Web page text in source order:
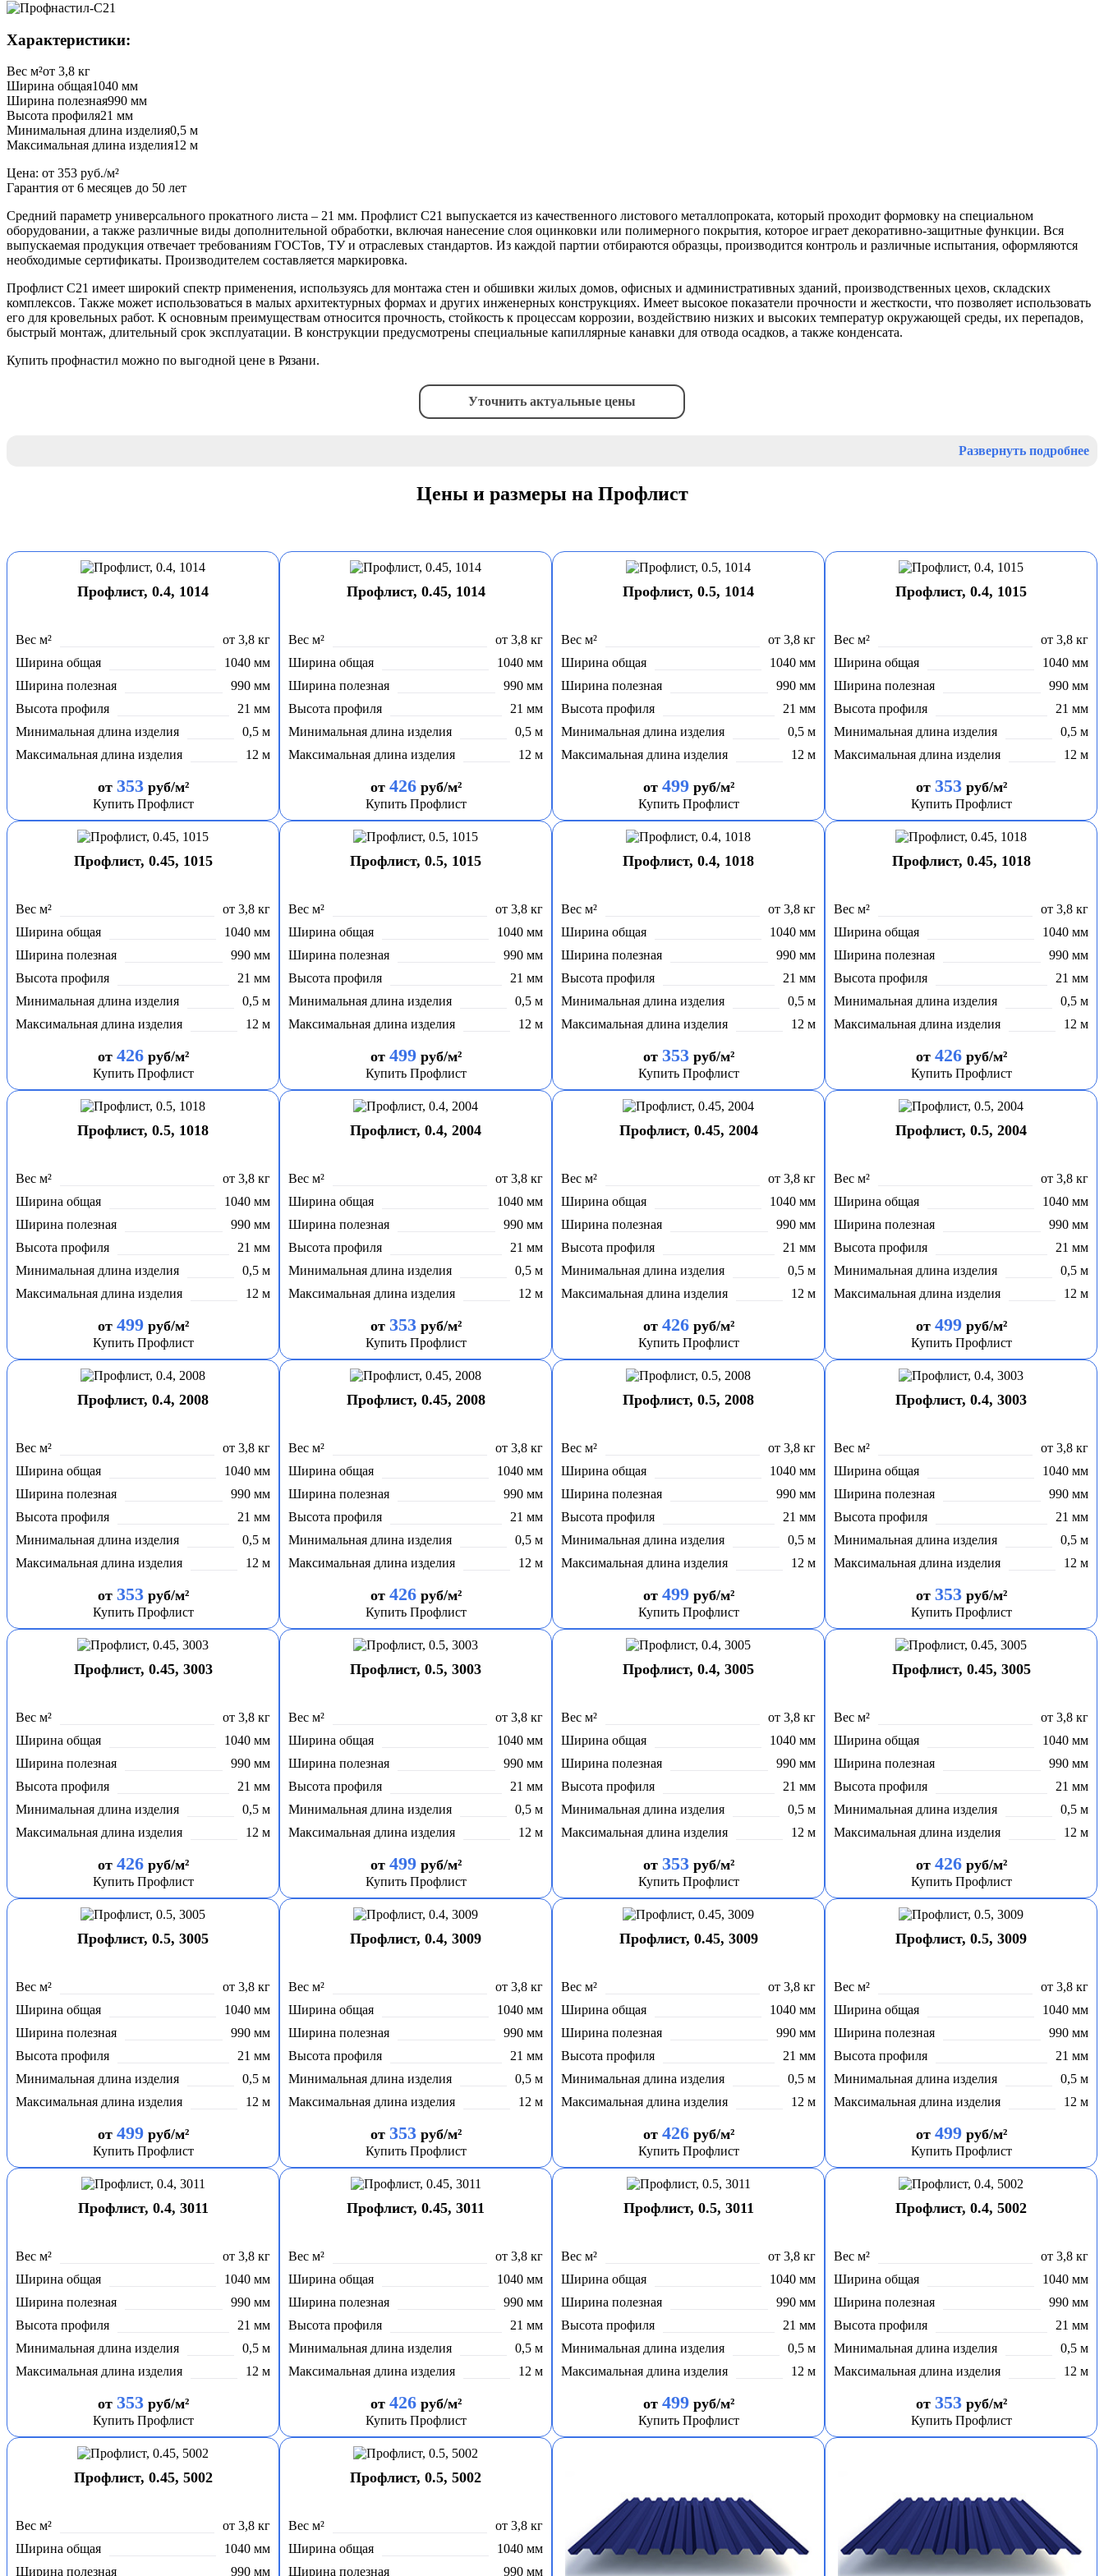
Характеристики:
Вес м²от 3,8 кг
Ширина общая1040 мм
Ширина полезная990 мм
Высота профиля21 мм
Минимальная длина изделия0,5 м
Максимальная длина изделия12 м
Цена: от 353 руб./м²
Гарантия от 6 месяцев до 50 лет
Средний параметр универсального прокатного листа – 21 мм. Профлист С21 выпускается из качественного листового металлопроката, который проходит формовку на специальном
оборудовании, а также различные виды дополнительной обработки, включая нанесение слоя оцинковки или полимерного покрытия, которое играет декоративно-защитные функции. Вся
выпускаемая продукция отвечает требованиям ГОСТов, ТУ и отраслевых стандартов. Из каждой партии отбираются образцы, производится контроль и различные испытания, оформляются
необходимые сертификаты. Производителем составляется маркировка.
Профлист С21 имеет широкий спектр применения, используясь для монтажа стен и обшивки жилых домов, офисных и административных зданий, производственных цехов, складских
комплексов. Также может использоваться в малых архитектурных формах и других инженерных конструкциях. Имеет высокое показатели прочности и жесткости, что позволяет использовать
его для кровельных работ. К основным преимуществам относится прочность, стойкость к процессам коррозии, воздействию низких и высоких температур окружающей среды, их перепадов,
быстрый монтаж, длительный срок эксплуатации. В конструкции предусмотрены специальные капиллярные канавки для отвода осадков, а также конденсата.
Купить профнастил можно по выгодной цене в Рязани.
Уточнить актуальные цены
Развернуть подробнее
Цены и размеры на Профлист
Профлист, 0.4, 1014
Вес м²
от 3,8 кг
Ширина общая
1040 мм
Ширина полезная
990 мм
Высота профиля
21 мм
Минимальная длина изделия
0,5 м
Максимальная длина изделия
12 м
от 353руб/м²
Купить Профлист
Профлист, 0.45, 1014
Вес м²
от 3,8 кг
Ширина общая
1040 мм
Ширина полезная
990 мм
Высота профиля
21 мм
Минимальная длина изделия
0,5 м
Максимальная длина изделия
12 м
от 426руб/м²
Купить Профлист
Профлист, 0.5, 1014
Вес м²
от 3,8 кг
Ширина общая
1040 мм
Ширина полезная
990 мм
Высота профиля
21 мм
Минимальная длина изделия
0,5 м
Максимальная длина изделия
12 м
от 499руб/м²
Купить Профлист
Профлист, 0.4, 1015
Вес м²
от 3,8 кг
Ширина общая
1040 мм
Ширина полезная
990 мм
Высота профиля
21 мм
Минимальная длина изделия
0,5 м
Максимальная длина изделия
12 м
от 353руб/м²
Купить Профлист
Профлист, 0.45, 1015
Вес м²
от 3,8 кг
Ширина общая
1040 мм
Ширина полезная
990 мм
Высота профиля
21 мм
Минимальная длина изделия
0,5 м
Максимальная длина изделия
12 м
от 426руб/м²
Купить Профлист
Профлист, 0.5, 1015
Вес м²
от 3,8 кг
Ширина общая
1040 мм
Ширина полезная
990 мм
Высота профиля
21 мм
Минимальная длина изделия
0,5 м
Максимальная длина изделия
12 м
от 499руб/м²
Купить Профлист
Профлист, 0.4, 1018
Вес м²
от 3,8 кг
Ширина общая
1040 мм
Ширина полезная
990 мм
Высота профиля
21 мм
Минимальная длина изделия
0,5 м
Максимальная длина изделия
12 м
от 353руб/м²
Купить Профлист
Профлист, 0.45, 1018
Вес м²
от 3,8 кг
Ширина общая
1040 мм
Ширина полезная
990 мм
Высота профиля
21 мм
Минимальная длина изделия
0,5 м
Максимальная длина изделия
12 м
от 426руб/м²
Купить Профлист
Профлист, 0.5, 1018
Вес м²
от 3,8 кг
Ширина общая
1040 мм
Ширина полезная
990 мм
Высота профиля
21 мм
Минимальная длина изделия
0,5 м
Максимальная длина изделия
12 м
от 499руб/м²
Купить Профлист
Профлист, 0.4, 2004
Вес м²
от 3,8 кг
Ширина общая
1040 мм
Ширина полезная
990 мм
Высота профиля
21 мм
Минимальная длина изделия
0,5 м
Максимальная длина изделия
12 м
от 353руб/м²
Купить Профлист
Профлист, 0.45, 2004
Вес м²
от 3,8 кг
Ширина общая
1040 мм
Ширина полезная
990 мм
Высота профиля
21 мм
Минимальная длина изделия
0,5 м
Максимальная длина изделия
12 м
от 426руб/м²
Купить Профлист
Профлист, 0.5, 2004
Вес м²
от 3,8 кг
Ширина общая
1040 мм
Ширина полезная
990 мм
Высота профиля
21 мм
Минимальная длина изделия
0,5 м
Максимальная длина изделия
12 м
от 499руб/м²
Купить Профлист
Профлист, 0.4, 2008
Вес м²
от 3,8 кг
Ширина общая
1040 мм
Ширина полезная
990 мм
Высота профиля
21 мм
Минимальная длина изделия
0,5 м
Максимальная длина изделия
12 м
от 353руб/м²
Купить Профлист
Профлист, 0.45, 2008
Вес м²
от 3,8 кг
Ширина общая
1040 мм
Ширина полезная
990 мм
Высота профиля
21 мм
Минимальная длина изделия
0,5 м
Максимальная длина изделия
12 м
от 426руб/м²
Купить Профлист
Профлист, 0.5, 2008
Вес м²
от 3,8 кг
Ширина общая
1040 мм
Ширина полезная
990 мм
Высота профиля
21 мм
Минимальная длина изделия
0,5 м
Максимальная длина изделия
12 м
от 499руб/м²
Купить Профлист
Профлист, 0.4, 3003
Вес м²
от 3,8 кг
Ширина общая
1040 мм
Ширина полезная
990 мм
Высота профиля
21 мм
Минимальная длина изделия
0,5 м
Максимальная длина изделия
12 м
от 353руб/м²
Купить Профлист
Профлист, 0.45, 3003
Вес м²
от 3,8 кг
Ширина общая
1040 мм
Ширина полезная
990 мм
Высота профиля
21 мм
Минимальная длина изделия
0,5 м
Максимальная длина изделия
12 м
от 426руб/м²
Купить Профлист
Профлист, 0.5, 3003
Вес м²
от 3,8 кг
Ширина общая
1040 мм
Ширина полезная
990 мм
Высота профиля
21 мм
Минимальная длина изделия
0,5 м
Максимальная длина изделия
12 м
от 499руб/м²
Купить Профлист
Профлист, 0.4, 3005
Вес м²
от 3,8 кг
Ширина общая
1040 мм
Ширина полезная
990 мм
Высота профиля
21 мм
Минимальная длина изделия
0,5 м
Максимальная длина изделия
12 м
от 353руб/м²
Купить Профлист
Профлист, 0.45, 3005
Вес м²
от 3,8 кг
Ширина общая
1040 мм
Ширина полезная
990 мм
Высота профиля
21 мм
Минимальная длина изделия
0,5 м
Максимальная длина изделия
12 м
от 426руб/м²
Купить Профлист
Профлист, 0.5, 3005
Вес м²
от 3,8 кг
Ширина общая
1040 мм
Ширина полезная
990 мм
Высота профиля
21 мм
Минимальная длина изделия
0,5 м
Максимальная длина изделия
12 м
от 499руб/м²
Купить Профлист
Профлист, 0.4, 3009
Вес м²
от 3,8 кг
Ширина общая
1040 мм
Ширина полезная
990 мм
Высота профиля
21 мм
Минимальная длина изделия
0,5 м
Максимальная длина изделия
12 м
от 353руб/м²
Купить Профлист
Профлист, 0.45, 3009
Вес м²
от 3,8 кг
Ширина общая
1040 мм
Ширина полезная
990 мм
Высота профиля
21 мм
Минимальная длина изделия
0,5 м
Максимальная длина изделия
12 м
от 426руб/м²
Купить Профлист
Профлист, 0.5, 3009
Вес м²
от 3,8 кг
Ширина общая
1040 мм
Ширина полезная
990 мм
Высота профиля
21 мм
Минимальная длина изделия
0,5 м
Максимальная длина изделия
12 м
от 499руб/м²
Купить Профлист
Профлист, 0.4, 3011
Вес м²
от 3,8 кг
Ширина общая
1040 мм
Ширина полезная
990 мм
Высота профиля
21 мм
Минимальная длина изделия
0,5 м
Максимальная длина изделия
12 м
от 353руб/м²
Купить Профлист
Профлист, 0.45, 3011
Вес м²
от 3,8 кг
Ширина общая
1040 мм
Ширина полезная
990 мм
Высота профиля
21 мм
Минимальная длина изделия
0,5 м
Максимальная длина изделия
12 м
от 426руб/м²
Купить Профлист
Профлист, 0.5, 3011
Вес м²
от 3,8 кг
Ширина общая
1040 мм
Ширина полезная
990 мм
Высота профиля
21 мм
Минимальная длина изделия
0,5 м
Максимальная длина изделия
12 м
от 499руб/м²
Купить Профлист
Профлист, 0.4, 5002
Вес м²
от 3,8 кг
Ширина общая
1040 мм
Ширина полезная
990 мм
Высота профиля
21 мм
Минимальная длина изделия
0,5 м
Максимальная длина изделия
12 м
от 353руб/м²
Купить Профлист
Профлист, 0.45, 5002
Вес м²
от 3,8 кг
Ширина общая
1040 мм
Ширина полезная
990 мм
Профлист, 0.5, 5002
Вес м²
от 3,8 кг
Ширина общая
1040 мм
Ширина полезная
990 мм